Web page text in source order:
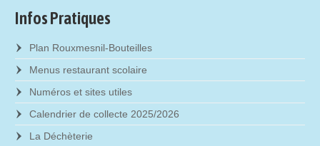
Infos Pratiques
Plan Rouxmesnil-Bouteilles
Menus restaurant scolaire
Numéros et sites utiles
Calendrier de collecte 2025/2026
La Déchèterie